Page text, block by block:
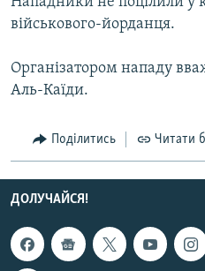
РУС
УКР
військового-йорданця.
Організатором нападу
Аль-Каїди.
Поділитись Читати
ДОЛУЧАЙСЯ!